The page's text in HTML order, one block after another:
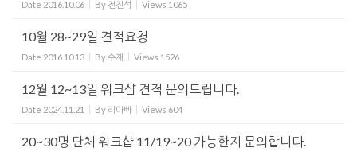
Date 2016.10.06 By 전진석 Views 1065
10월 28~29일 견적요청
Date 2016.10.13 By수재 Views 1526
12월 12~13일 워크샵 견적 문의드립니다.
Date 2024.11.21 By 리아빠 Views 604
20~30명 단체 워크샵 11/19~20 가능한지 문의합니다.